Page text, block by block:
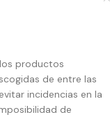
productos
de entre las
incidencias en la
de